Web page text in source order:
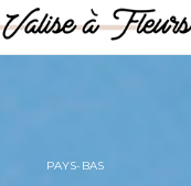
PAYS-BAS